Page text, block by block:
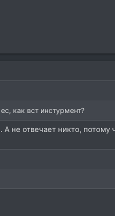
как вст инстурмент?
не отвечает никто,